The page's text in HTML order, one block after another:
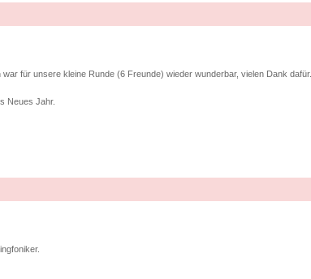
für unsere kleine Runde (6 Freunde) wieder wunderbar, vielen Dank dafür.
Neues Jahr.